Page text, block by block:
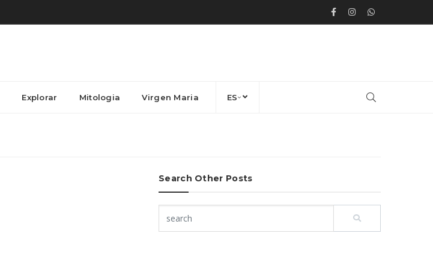
Explorar Mitologia Virgen Maria ES
Search Other Posts